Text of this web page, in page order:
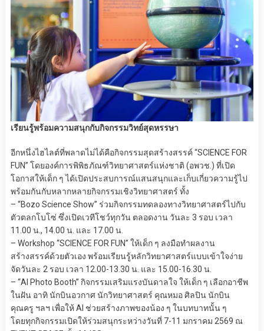
เรียนรู้พร้อมความสนุกกับกิจกรรมวิทย์สุดหรรษา
อีกหนึ่งไฮไลต์ที่พลาดไม่ได้คือกิจกรรมสุดสร้างสรรค์ “SCIENCE FOR
FUN” โดยองค์การพิพิธภัณฑ์วิทยาศาสตร์แห่งชาติ (อพวช.) ที่เปิด
โอกาสให้เด็ก ๆ ได้เปิดประสบการณ์แสนสนุกและเก็บเกี่ยวความรู้ไป
พร้อมกันกับหลากหลายกิจกรรมเชิงวิทยาศาสตร์ ทั้ง
– “Bozo Science Show” ร่วมกิจกรรมทดลองทางวิทยาศาสตร์ไปกับ
ตัวตลกโบโซ่ ซึ่งเปิดเวทีโชว์ทุกวัน ตลอดงาน วันละ 3 รอบ เวลา
11.00 น., 14.00 น. และ 17.00 น.
– Workshop “SCIENCE FOR FUN” ให้เด็ก ๆ ลงมือทำผลงาน
สร้างสรรค์ด้วยตัวเอง พร้อมเรียนรู้หลักวิทยาศาสตร์แบบเข้าใจง่าย
จัดวันละ 2 รอบ เวลา 12.00-13.30 น. และ 15.00-16.30 น.
– “AI Photo Booth” กิจกรรมเสริมแรงบันดาลใจ ให้เด็ก ๆ เลือกอาชีพ
ในฝัน อาทิ นักบินอวกาศ นักวิทยาศาสตร์ คุณหมอ ศิลปิน นักบิน
คุณครู ฯลฯ เพื่อให้ AI ช่วยสร้างภาพของน้อง ๆ ในบทบาทนั้น ๆ
โดยทุกกิจกรรมเปิดให้ร่วมสนุกระหว่างวันที่ 7-11 มกราคม 2569 ณ